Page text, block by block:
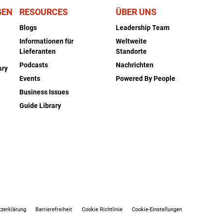
RESOURCES
Blogs
Informationen für
Lieferanten
Podcasts
Events
Business Issues
Guide Library
ÜBER UNS
Leadership Team
Weltweite
Standorte
Nachrichten
Powered By People
Barrierefreiheit Cookie Richtlinie Cookie-Einstellungen